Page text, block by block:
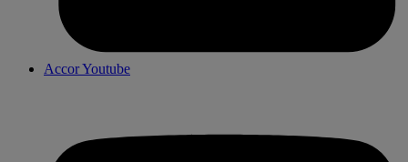
Accor Youtube